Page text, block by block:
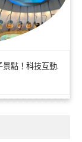
景點！科技互動.